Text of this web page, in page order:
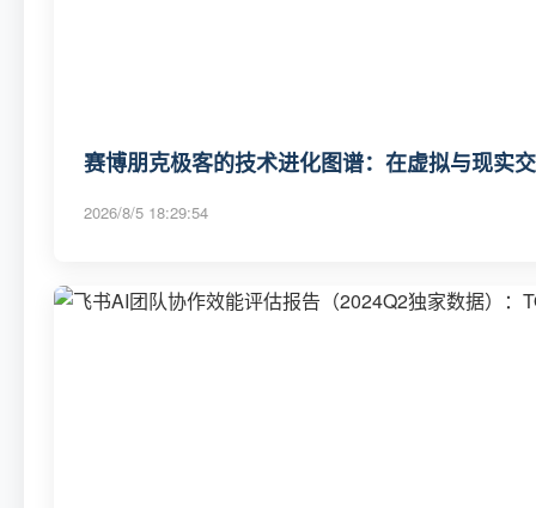
赛博朋克极客的技术进化图谱：在虚拟与现实
2026/8/5 18:29:54